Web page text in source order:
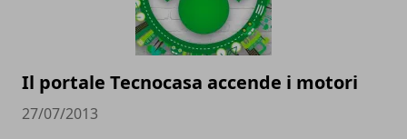
Il portale Tecnocasa accende i motori
27/07/2013